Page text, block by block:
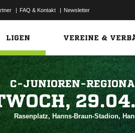
| FAQ & Kontakt | Newsletter
LIGEN VEREINE &
C-JUNIOREN-
Rasenplatz, Hanns-Braun-Stadion,